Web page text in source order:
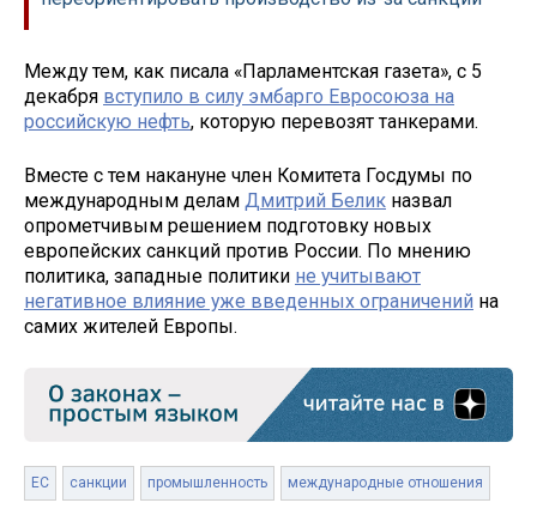
Между тем, как писала «Парламентская газета», с 5
декабря вступило в силу эмбарго Евросоюза на
российскую нефть, которую перевозят танкерами.
Вместе с тем накануне член Комитета Госдумы по
международным делам Дмитрий Белик назвал
опрометчивым решением подготовку новых
европейских санкций против России. По мнению
политика, западные политики не учитывают
негативное влияние уже введенных ограничений на
самих жителей Европы.
ЕС санкции промышленность международные отношения